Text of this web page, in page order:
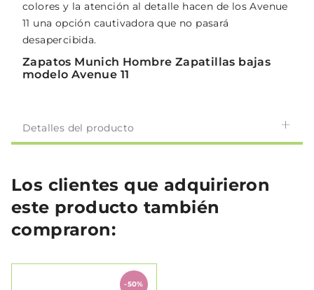
colores y la atención al detalle hacen de los Avenue
11 una opción cautivadora que no pasará
desapercibida.
Zapatos Munich Hombre Zapatillas bajas
modelo Avenue 11
Detalles del producto
Los clientes que adquirieron
este producto también
compraron:
-50%